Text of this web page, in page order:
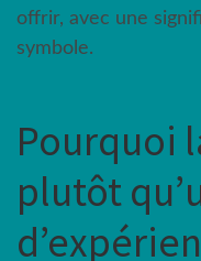
offrir, avec une
symbole.
Pourquoi
plutôt